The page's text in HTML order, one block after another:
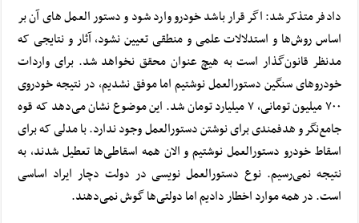
دادفر متذکر شد: اگر قرار باشد خودرو وارد شود و دستور العمل ‌های آن بر
اساس روش‌ها و استدلالات علمی و منطقی تعیین نشود، آثار و نتایجی که
مدنظر قانون‌گذار است به هیچ عنوان محقق نخواهد شد. برای واردات
خودروهای سنگین دستورالعمل نوشتیم اما موفق نشدیم، در نتیجه خودروی
۷۰۰ میلیون تومانی، ۷ میلیارد تومان شد. این موضوع نشان می‌دهد که قوه
جامع‌نگر و هدفمندی برای نوشتن دستورالعمل وجود ندارد. با مدلی که برای
اسقاط خودرو دستورالعمل نوشتیم و الان همه اسقاطی‌ها تعطیل شدند، به
نتیجه نمی‌رسیم. نوع دستورالعمل نویسی در دولت دچار ایراد اساسی
است. در همه موارد اخطار دادیم اما دولتی‌ها گوش نمی‌دهند.